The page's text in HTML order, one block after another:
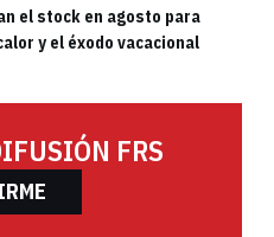
el stock en agosto para
y el éxodo vacacional
FRS